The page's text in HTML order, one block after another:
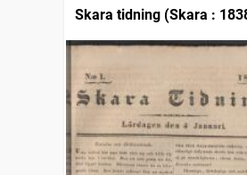
Skara tidning (Skara :